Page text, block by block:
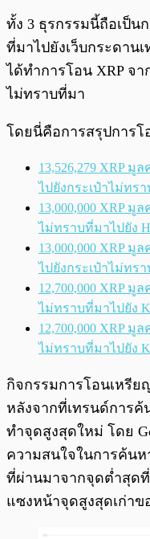
ทั้ง 3 ธุรกรรมนี้ถือเป็น
ที่มาไปยังเว็บกระดา
ได้ทำการโอน XRP จา
ไม่ทราบที่มา
โดยนี่คือการสรุปการโ
13,526,279 XRP มู
ไปยังกระเป๋าไม่ทร
13,000,000 XRP มู
ไม่ทราบที่มาไปยัง
13,000,000 XRP มู
ไปยังกระเป๋าไม่ทร
12,700,000 XRP มู
ไม่ทราบที่มาไปยัง
12,700,000 XRP มู
ไม่ทราบที่มาไปยัง
กิจกรรมการโอนเหรี
หลังจากที่เทรนด์การค้
ทำจุดสูงสุดใหม่ โดย
ความสนใจในการค้นห
ที่ผ่านมาจากจุดต่ำสุดที่
แซงหน้าจุดสูงสุดเก่าข